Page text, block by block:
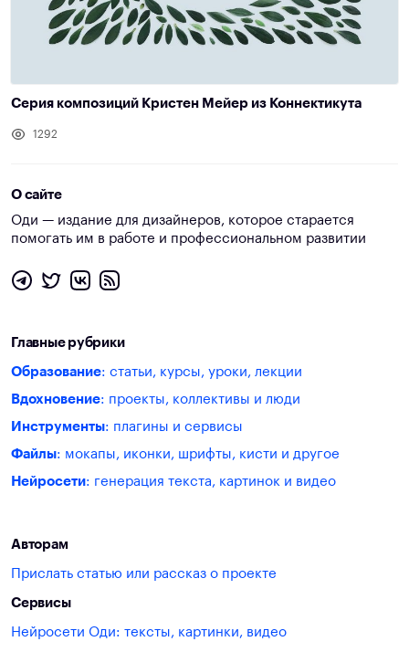
Серия композиций Кристен Мейер из Коннектикута
1292
О сайте
Оди — издание для дизайнеров, которое старается
помогать им в работе и профессиональном развитии
Главные рубрики
Образование: статьи, курсы, уроки, лекции
Вдохновение: проекты, коллективы и люди
Инструменты: плагины и сервисы
Файлы: мокапы, иконки, шрифты, кисти и другое
Нейросети: генерация текста, картинок и видео
Авторам
Прислать статью или рассказ о проекте
Сервисы
Нейросети Оди: тексты, картинки, видео